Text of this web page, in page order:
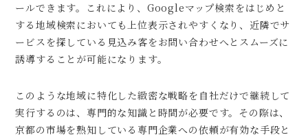
ールできます。これにより、Googleマップ検索をはじめと
する地域検索においても上位表示されやすくなり、近隣でサ
ービスを探している見込み客をお問い合わせへとスムーズに
誘導することが可能になります。
このような地域に特化した緻密な戦略を自社だけで継続して
実行するのは、専門的な知識と時間が必要です。その際は、
京都の市場を熟知している専門企業への依頼が有効な手段と